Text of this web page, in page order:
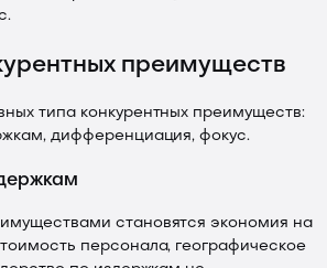
преимуществ
типа конкурентных преимуществ:
дифференциация, фокус.
становятся экономия на
персонала, географическое